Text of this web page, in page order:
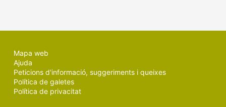
Mapa web
Ajuda
Peticions d'informació, suggeriments i queixes
Política de galetes
Política de privacitat